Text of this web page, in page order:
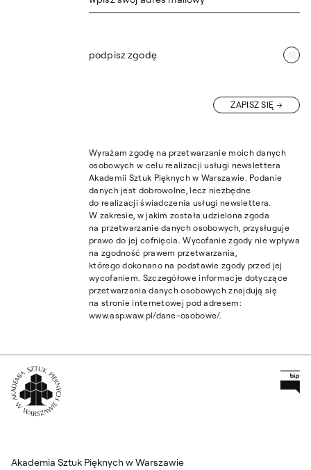
podpisz zgodę
ZAPISZ SIĘ
Wyrażam zgodę na przetwarzanie moich danych
osobowych w celu realizacji usługi newslettera
Akademii Sztuk Pięknych w Warszawie. Podanie
danych jest dobrowolne, lecz niezbędne
do realizacji świadczenia usługi newslettera.
W zakresie, w jakim została udzielona zgoda
na przetwarzanie danych osobowych, przysługuje
prawo do jej cofnięcia. Wycofanie zgody nie wpływa
na zgodność prawem przetwarzania,
którego dokonano na podstawie zgody przed jej
wycofaniem. Szczegółowe informacje dotyczące
przetwarzania danych osobowych znajdują się
na stronie internetowej pod adresem:
www.asp.waw.pl/dane-osobowe/.
Akademia Sztuk Pięknych w Warszawie